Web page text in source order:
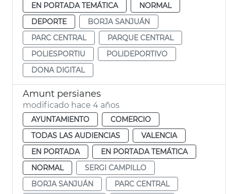
EN PORTADA TEMÁTICA
NORMAL
DEPORTE
BORJA SANJUÁN
PARC CENTRAL
PARQUE CENTRAL
POLIESPORTIU
POLIDEPORTIVO
DONA DIGITAL
Amunt persianes
modificado hace 4 años
AYUNTAMIENTO
COMERCIO
TODAS LAS AUDIENCIAS
VALENCIA
EN PORTADA
EN PORTADA TEMÁTICA
NORMAL
SERGI CAMPILLO
BORJA SANJUÁN
PARC CENTRAL